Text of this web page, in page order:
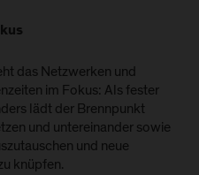
das Netzwerken und
im Fokus: Als fester
lädt der Brennpunkt
und untereinander sowie
und neue
knüpfen.